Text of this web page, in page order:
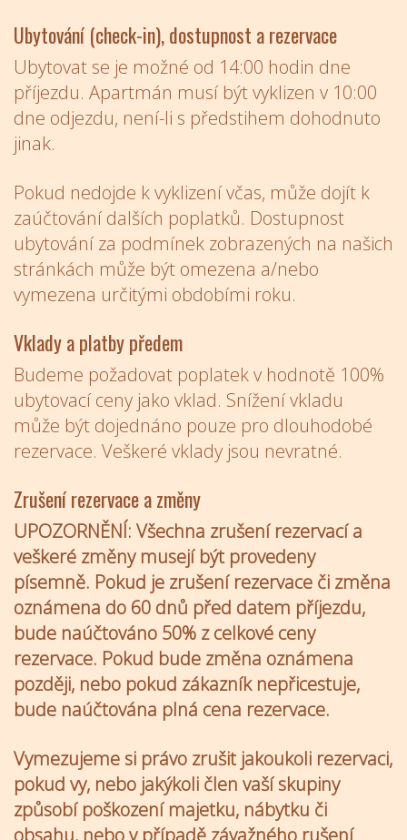
Ubytování (check-in), dostupnost a rezervace
Ubytovat se je možné od 14:00 hodin dne
příjezdu. Apartmán musí být vyklizen v 10:00
dne odjezdu, není-li s předstihem dohodnuto
jinak.
Pokud nedojde k vyklizení včas, může dojít k
zaúčtování dalších poplatků. Dostupnost
ubytování za podmínek zobrazených na našich
stránkách může být omezena a/nebo
vymezena určitými obdobími roku.
Vklady a platby předem
Budeme požadovat poplatek v hodnotě 100%
ubytovací ceny jako vklad. Snížení vkladu
může být dojednáno pouze pro dlouhodobé
rezervace. Veškeré vklady jsou nevratné.
Zrušení rezervace a změny
UPOZORNĚNÍ: Všechna zrušení rezervací a
veškeré změny musejí být provedeny
písemně. Pokud je zrušení rezervace či změna
oznámena do 60 dnů před datem příjezdu,
bude naúčtováno 50% z celkové ceny
rezervace. Pokud bude změna oznámena
později, nebo pokud zákazník nepřicestuje,
bude naúčtována plná cena rezervace.
Vymezujeme si právo zrušit jakoukoli rezervaci,
pokud vy, nebo jakýkoli člen vaší skupiny
způsobí poškození majetku, nábytku či
obsahu, nebo v případě závažného rušení